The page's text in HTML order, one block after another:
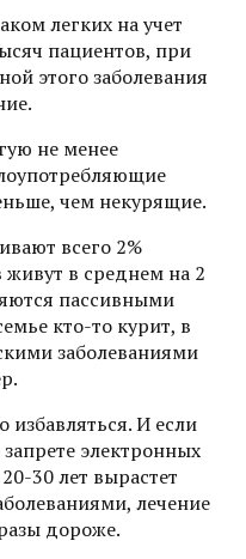
легких на учет
пациентов, при
этого заболевания
не менее
чем некурящие.
всего 2%
в среднем на 2
пассивными
кто-то курит, в
заболеваниями
избавляться. И если
электронных
30 лет вырастет
лечение
дороже.